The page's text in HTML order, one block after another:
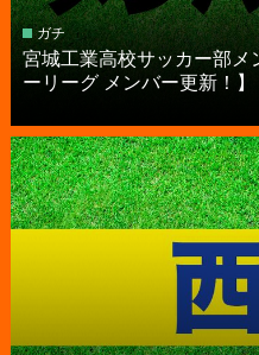
ガチ
宮城工業高校サッカー部
ーリーグ メンバー更新！】